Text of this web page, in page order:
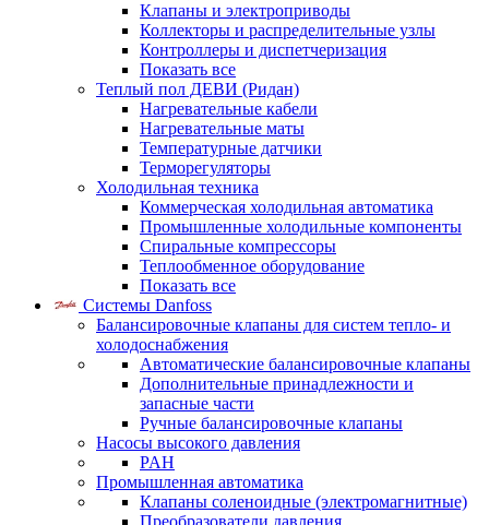
Клапаны и электроприводы
Коллекторы и распределительные узлы
Контроллеры и диспетчеризация
Показать все
Теплый пол ДЕВИ (Ридан)
Нагревательные кабели
Нагревательные маты
Температурные датчики
Терморегуляторы
Холодильная техника
Коммерческая холодильная автоматика
Промышленные холодильные компоненты
Спиральные компрессоры
Теплообменное оборудование
Показать все
Системы Danfoss
Балансировочные клапаны для систем тепло- и
холодоснабжения
Автоматические балансировочные клапаны
Дополнительные принадлежности и
запасные части
Ручные балансировочные клапаны
Насосы высокого давления
PAH
Промышленная автоматика
Клапаны соленоидные (электромагнитные)
Преобразователи давления